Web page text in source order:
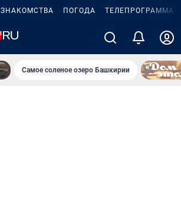
ЗНАКОМСТВА ПОГОДА ТЕЛЕПРОГРАММА
Самое соленое озеро Башкирии